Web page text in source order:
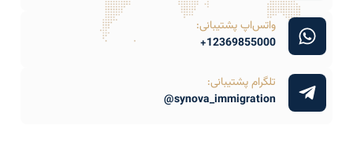
واتس‌اپ پشتیبانی:
12369855000+
تلگرام پشتیبانی:
synova_immigration@